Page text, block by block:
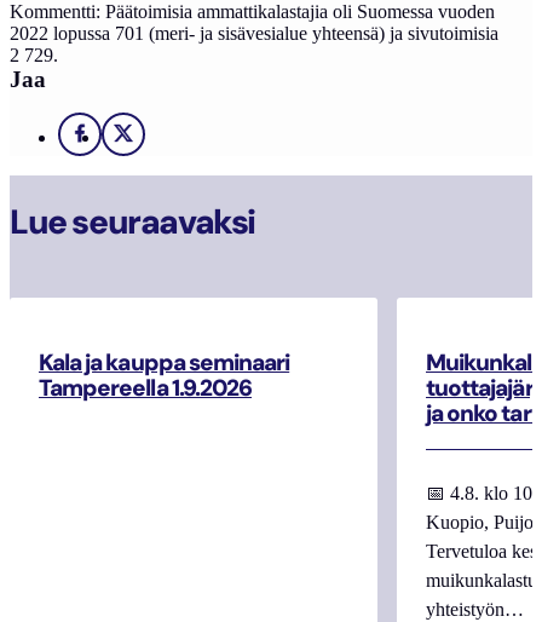
Kommentti: Päätoimisia ammattikalastajia oli Suomessa vuoden
2022 lopussa 701 (meri- ja sisävesialue yhteensä) ja sivutoimisia
2 729.
Jaa
Facebook
X
Lue seuraavaksi
Kala ja kauppa seminaari
Tampereella 1.9.2026
ja onko
📅 4.8. klo
Kuopio,
Tervetuloa
yhteistyön…